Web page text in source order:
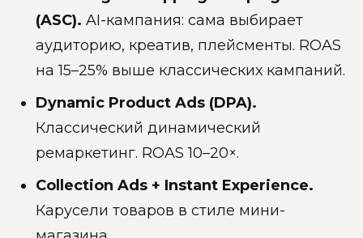
(ASC). AI-кампания: сама выбирает
аудиторию, креатив, плейсменты. ROAS
на 15–25% выше классических кампаний.
Dynamic Product Ads (DPA).
Классический динамический
ремаркетинг. ROAS 10–20×.
Collection Ads + Instant Experience.
Карусели товаров в стиле мини-